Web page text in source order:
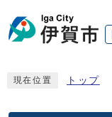
現在位置 トップ